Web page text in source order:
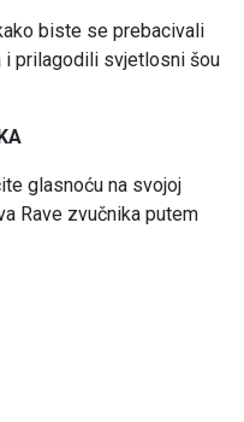
biste se prebacivali
prilagodili svjetlosni šou
glasnoću na svojoj
Rave zvučnika putem